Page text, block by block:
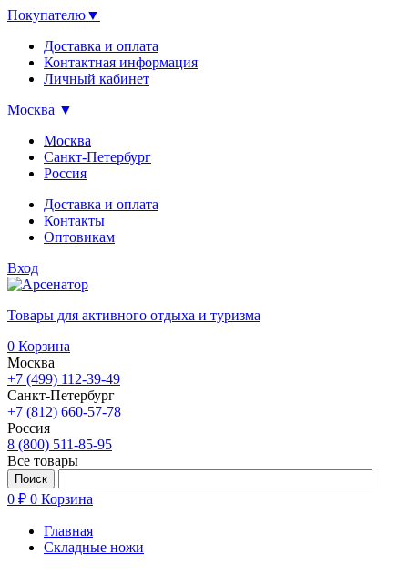
Покупателю▼
Доставка и оплата
Контактная информация
Личный кабинет
Москва ▼
Москва
Санкт-Петербург
Россия
Доставка и оплата
Контакты
Оптовикам
Вход
Товары для активного отдыха и туризма
0 Корзина
Москва
+7 (499) 112-39-49
Санкт-Петербург
+7 (812) 660-57-78
Россия
8 (800) 511-85-95
Все товары
0 ₽ 0 Корзина
Главная
Складные ножи